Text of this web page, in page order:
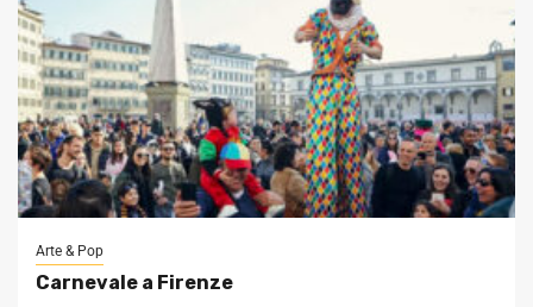
Arte & Pop
Carnevale a Firenze